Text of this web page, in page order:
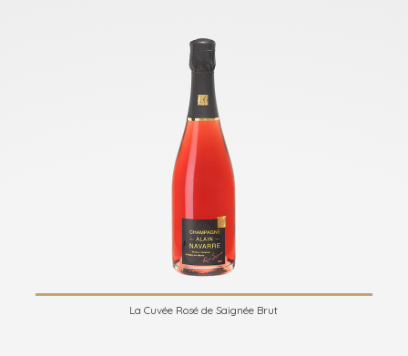
La Cuvée Rosé de Saignée Brut